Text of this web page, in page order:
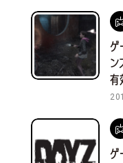
フィールドレビュ
ゲ
ン
有
ゲ